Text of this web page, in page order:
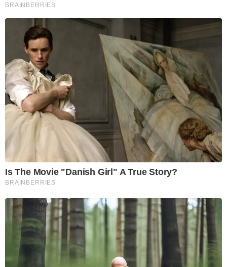
BRAINBERRIES
Is The Movie "Danish Girl" A True Story?
BRAINBERRIES